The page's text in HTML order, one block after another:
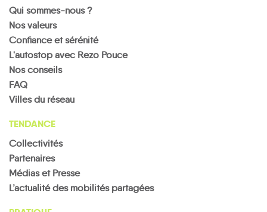
Qui sommes-nous ?
Nos valeurs
Confiance et sérénité
L'autostop avec Rezo Pouce
Nos conseils
FAQ
Villes du réseau
TENDANCE
Collectivités
Partenaires
Médias et Presse
L’actualité des mobilités partagées